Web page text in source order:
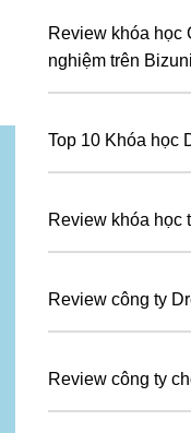
Review khóa học
nghiệm trên
Top 10 Khóa học
Review khóa học
Review công ty
Review công ty